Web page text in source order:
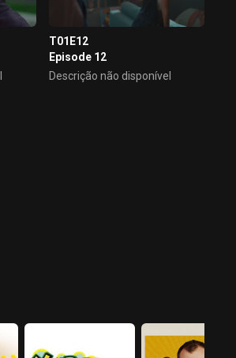
T01E12
Episode 12
Descrição não disponível